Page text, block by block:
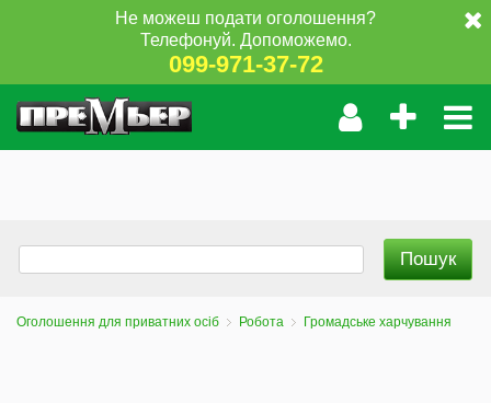
Не можеш подати оголошення?
Телефонуй. Допоможемо.
099-971-37-72
Оголошення для приватних осіб Робота Громадське харчування